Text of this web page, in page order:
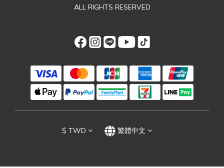
ALL RIGHTS RESERVED
$ TWD 繁體中文